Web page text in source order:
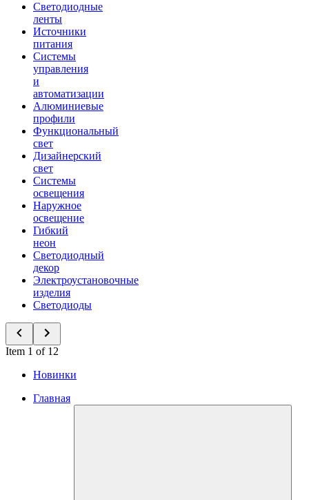
Светодиодные
ленты
Источники
питания
Системы
управления
и
автоматизации
Алюминиевые
профили
Функциональный
свет
Дизайнерский
свет
Системы
освещения
Наружное
освещение
Гибкий
неон
Светодиодный
декор
Электроустановочные
изделия
Светодиоды
Item 1 of 12
Новинки
Главная